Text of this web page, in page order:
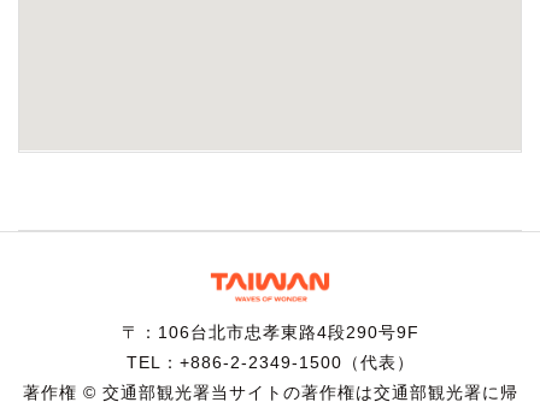
〒：106台北市忠孝東路4段290号9F
TEL：+886-2-2349-1500（代表）
著作権 © 交通部観光署当サイトの著作権は交通部観光署に帰